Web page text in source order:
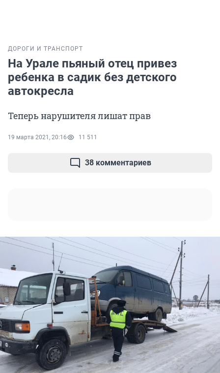
ДОРОГИ И ТРАНСПОРТ
На Урале пьяный отец привез
ребенка в садик без детского
автокресла
Теперь нарушителя лишат прав
19 марта 2021, 20:16 11 511
38 комментариев